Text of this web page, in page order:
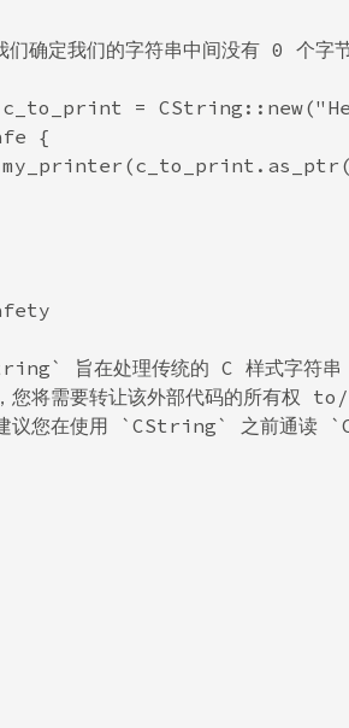
=
{
旨在处理传统的 C 样式字符串 (
将需要转让该外部代码的所有权
您在使用 `CString` 之前通读